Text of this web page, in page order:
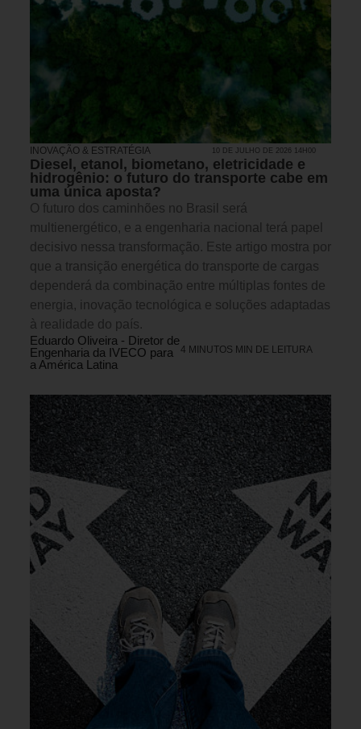
INOVAÇÃO & ESTRATÉGIA 10 DE JULHO DE 2026 14H00
Diesel, etanol, biometano, eletricidade e
hidrogênio: o futuro do transporte cabe em
uma única aposta?
O futuro dos caminhões no Brasil será
multienergético, e a engenharia nacional terá papel
decisivo nessa transformação. Este artigo mostra por
que a transição energética do transporte de cargas
dependerá da combinação entre múltiplas fontes de
energia, inovação tecnológica e soluções adaptadas
à realidade do país.
Eduardo Oliveira - Diretor de
Engenharia da IVECO para
a América Latina
4 MINUTOS MIN DE LEITURA